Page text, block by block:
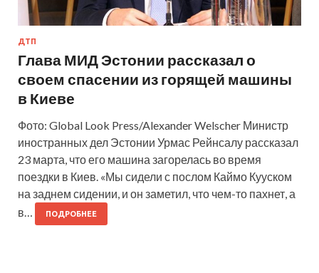
ДТП
Глава МИД Эстонии рассказал о
своем спасении из горящей машины
в Киеве
Фото: Global Look Press/Alexander Welscher Министр
иностранных дел Эстонии Урмас Рейнсалу рассказал
23 марта, что его машина загорелась во время
поездки в Киев. «Мы сидели с послом Каймо Кууском
на заднем сидении, и он заметил, что чем-то пахнет, а
в…
ПОДРОБНЕЕ